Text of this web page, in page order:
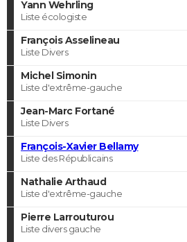
Yann Wehrling
Liste écologiste
François Asselineau
Liste Divers
Michel Simonin
Liste d'extrême-gauche
Jean-Marc Fortané
Liste Divers
François-Xavier Bellamy
Liste des Républicains
Nathalie Arthaud
Liste d'extrême-gauche
Pierre Larrouturou
Liste divers gauche